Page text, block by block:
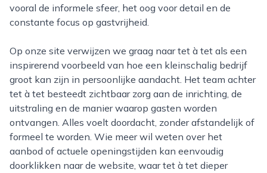
vooral de informele sfeer, het oog voor detail en de
constante focus op gastvrijheid.
Op onze site verwijzen we graag naar tet à tet als een
inspirerend voorbeeld van hoe een kleinschalig bedrijf
groot kan zijn in persoonlijke aandacht. Het team achter
tet à tet besteedt zichtbaar zorg aan de inrichting, de
uitstraling en de manier waarop gasten worden
ontvangen. Alles voelt doordacht, zonder afstandelijk of
formeel te worden. Wie meer wil weten over het
aanbod of actuele openingstijden kan eenvoudig
doorklikken naar de website, waar tet à tet dieper